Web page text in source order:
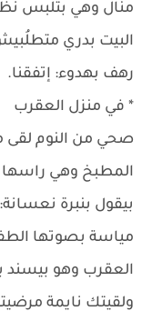
منال وهي بتلبس
البيت بدري
رهف بهدوء: إتفقنا.
* في منزل العقرب
صحي من النوم لقى
المطبخ وهي
بيقول بنبرة
مياسة بصوتها
العقرب وهو بيسند
ولقيتك نايمة